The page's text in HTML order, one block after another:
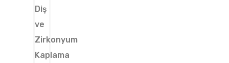
Diş
ve
Zirkonyum
Kaplama